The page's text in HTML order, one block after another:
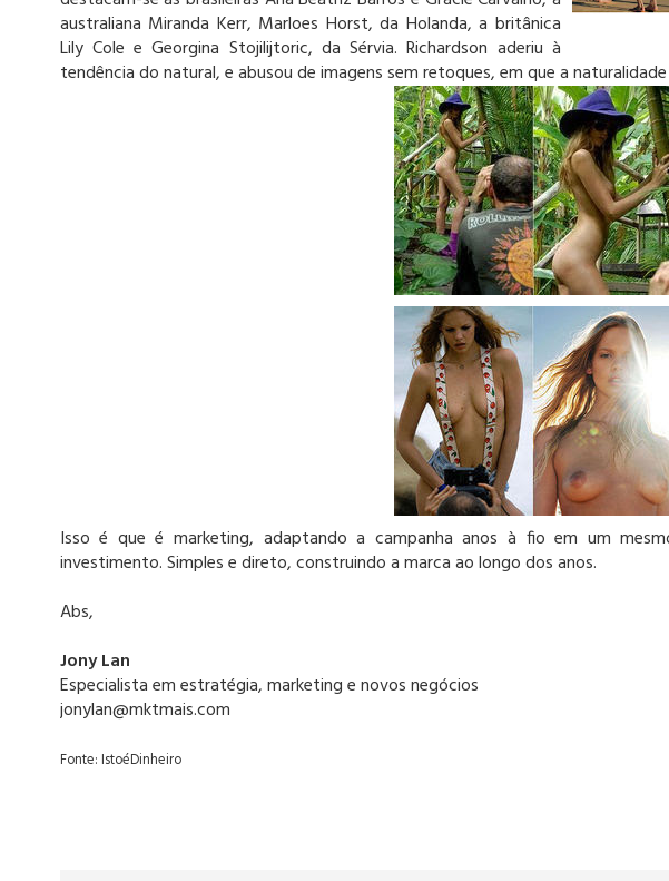
australiana Miranda Kerr, Marloes Horst, da Holanda, a britânica
Lily Cole e Georgina Stojilijtoric, da Sérvia. Richardson aderiu à
tendência do natural, e abusou de imagens sem retoques, em que a
Isso é que é marketing, adaptando a campanha anos à fio em um
investimento. Simples e direto, construindo a marca ao longo dos anos.
Abs,
Jony Lan
Especialista em estratégia, marketing e novos negócios
jonylan@mktmais.com
Fonte: IstoéDinheiro